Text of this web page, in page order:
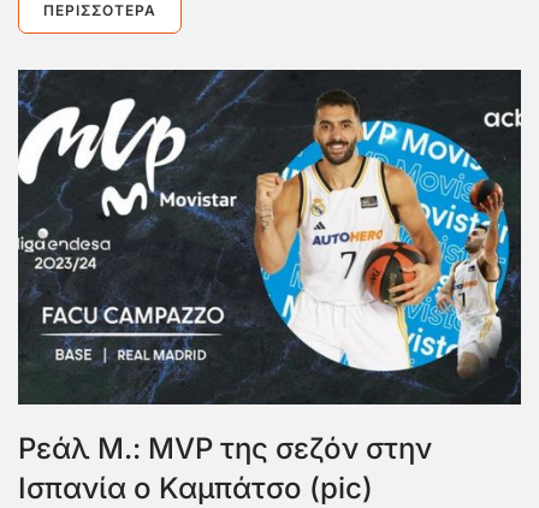
ΠΕΡΙΣΣΌΤΕΡΑ
Ρεάλ Μ.: MVP της σεζόν στην
Ισπανία ο Καμπάτσο (pic)